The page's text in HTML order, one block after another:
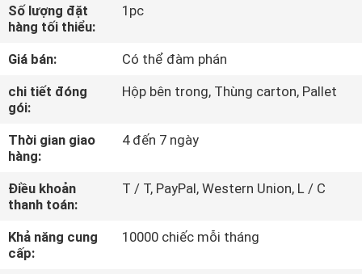
CHUYẾN
THAM
QUAN
NHÀ
KIỂM
SOÁT
CHẤT
LƯỢNG
Số lượng đặt
hàng tối thiểu:
1pc
Giá bán:
Có thể đàm phán
chi tiết đóng
gói:
Hộp bên trong, Thùng carton, Pallet
Thời gian giao
hàng:
4 đến 7 ngày
Điều khoản
thanh toán:
T / T, PayPal, Western Union, L / C
Khả năng cung
cấp:
10000 chiếc mỗi tháng